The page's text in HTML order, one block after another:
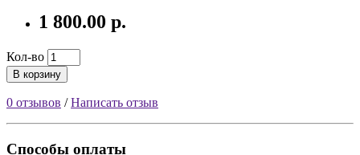
1 800.00 р.
Кол-во
В корзину
0 отзывов /Написать отзыв
Способы оплаты